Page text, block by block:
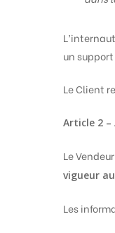
un
Le Client
Article 2 –
Le
vigueur
Les